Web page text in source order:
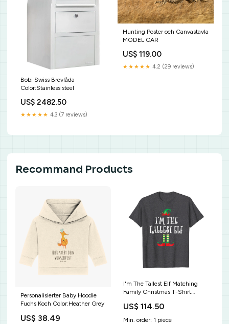
Bobi Swiss Brevlåda
Color:Stainless steel
US$ 2482.50
★★★★★ 4.3 (7 reviews)
Hunting Poster och Canvastavla
MODEL CAR
US$ 119.00
★★★★★ 4.2 (29 reviews)
Recommand Products
Personalisierter Baby Hoodie
Fuchs Koch Color:Heather Grey
US$ 38.49
I'm The Tallest Elf Matching
Family Christmas T-Shirt
Anime Meme Depression T
Shirt
US$ 114.50
Min. order: 1 piece